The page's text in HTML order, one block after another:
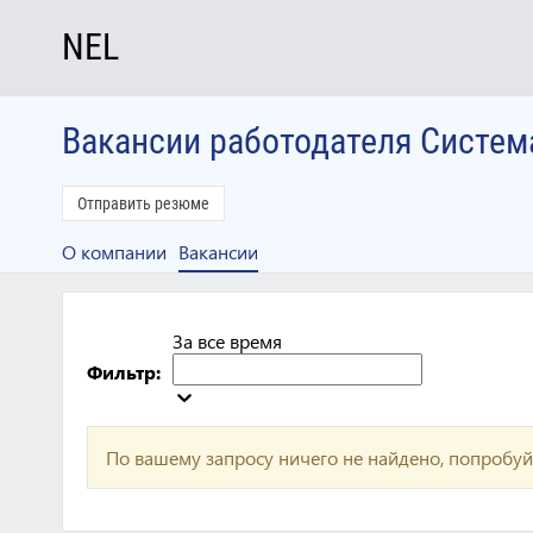
NEL
Вакансии работодателя
Отправить резюме
О компании Вакансии
Фильтр:
За все время
По вашему запросу ничего не найдено,